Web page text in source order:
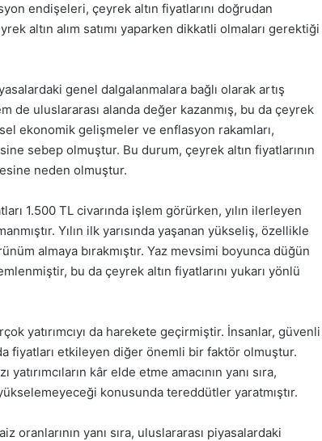
endişeleri, çeyrek altın fiyatlarını doğrudan
altın alım satımı yaparken dikkatli olmaları gerektiği
genel dalgalanmalara bağlı olarak artış
de uluslararası alanda değer kazanmış, bu da çeyrek
ekonomik gelişmeler ve enflasyon rakamları,
sebep olmuştur. Bu durum, çeyrek altın fiyatlarının
neden olmuştur.
1.500 TL civarında işlem görürken, yılın ilerleyen
Yılın ilk yarısında yaşanan yükseliş, özellikle
almaya bırakmıştır. Yaz mevsimi boyunca düğün
bu da çeyrek altın fiyatlarını yukarı yönlü
yatırımcıyı da harekete geçirmiştir. İnsanlar, güvenli
fiyatları etkileyen diğer önemli bir faktör olmuştur.
kâr elde etme amacının yanı sıra,
konusunda tereddütler yaratmıştır.
oranlarının yanı sıra, uluslararası piyasalardaki